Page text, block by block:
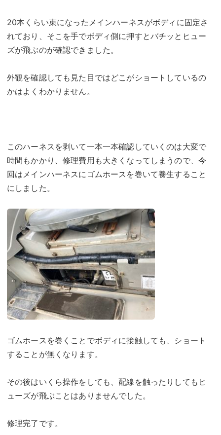
20本くらい束になったメインハーネスがボディに固定さ
れており、そこを手でボディ側に押すとバチッとヒュー
ズが飛ぶのが確認できました。
外観を確認しても見た目ではどこがショートしているの
かはよくわかりません。
このハーネスを剥いて一本一本確認していくのは大変で
時間もかかり、修理費用も大きくなってしまうので、今
回はメインハーネスにゴムホースを巻いて養生すること
にしました。
ゴムホースを巻くことでボディに接触しても、ショート
することが無くなります。
その後はいくら操作をしても、配線を触ったりしてもヒ
ューズが飛ぶことはありませんでした。
修理完了です。